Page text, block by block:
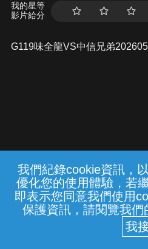
我們紀錄cookie資訊，
優化您的使用體驗，若
即表示您同意我們使用
保護資訊，請閱覽我們
我的星等
影片給分
G119味全龍VS中信兄弟
常見問題 線上客服
中華電信股份有限公
(統一編號：